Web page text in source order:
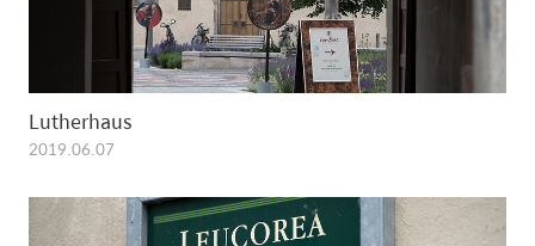
Lutherhaus
2019.06.07